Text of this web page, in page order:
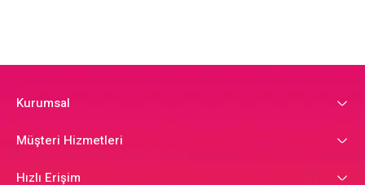
Kurumsal
Müşteri Hizmetleri
Hızlı Erişim